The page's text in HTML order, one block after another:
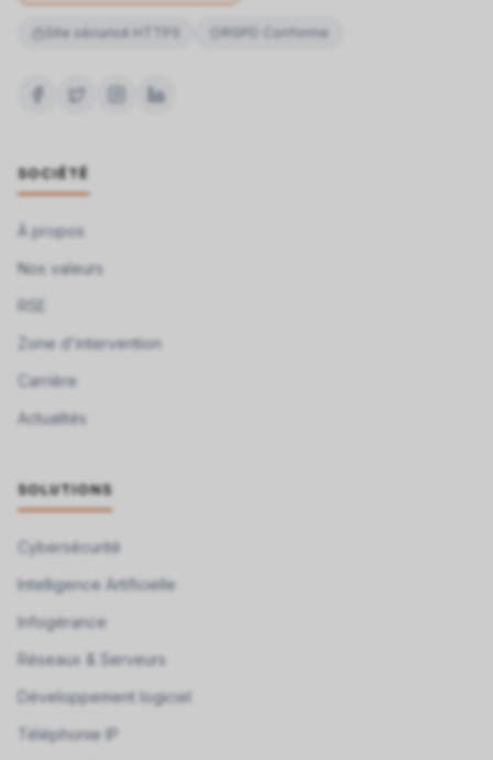
Site sécurisé HTTPS RGPD Conforme
SOCIÉTÉ
À propos
Nos valeurs
RSE
Zone d'intervention
Carrière
Actualités
SOLUTIONS
Cybersécurité
Intelligence Artificielle
Infogérance
Réseaux & Serveurs
Développement logiciel
Téléphonie IP